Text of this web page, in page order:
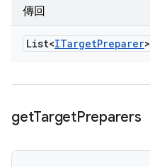
傳回
List<ITargetPreparer>
getTargetPreparers